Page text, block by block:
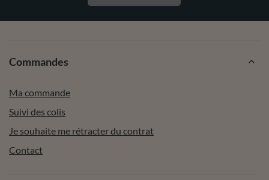
Commandes
Ma commande
Suivi des colis
Je souhaite me rétracter du contrat
Contact